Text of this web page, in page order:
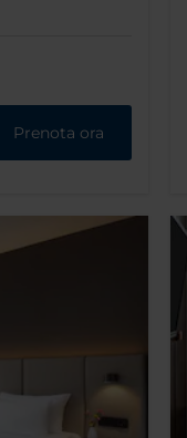
Prenota ora